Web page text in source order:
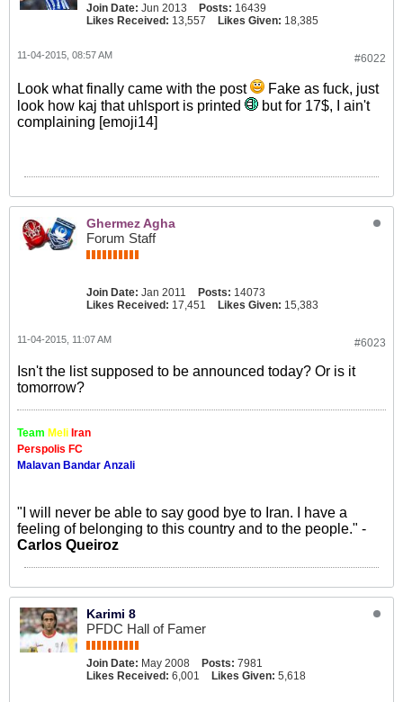
Join Date: Jun 2013 Posts: 16439
Likes Received: 13,557 Likes Given: 18,385
#6022
11-04-2015, 08:57 AM
Look what finally came with the post
Fake as fuck, just
look how kaj that uhlsport is printed
but for 17$, I ain't
complaining [emoji14]
Ghermez Agha
Forum Staff
Join Date: Jan 2011 Posts: 14073
Likes Received: 17,451 Likes Given: 15,383
#6023
11-04-2015, 11:07 AM
Isn't the list supposed to be announced today? Or is it
tomorrow?
Team Meli Iran
Perspolis FC
Malavan Bandar Anzali
"I will never be able to say good bye to Iran. I have a
feeling of belonging to this country and to the people." -
Carlos Queiroz
Karimi 8
PFDC Hall of Famer
Join Date: May 2008 Posts: 7981
Likes Received: 6,001 Likes Given: 5,618